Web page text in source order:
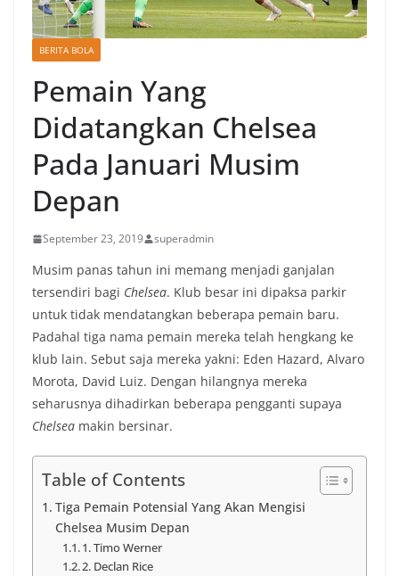
BERITA BOLA
Pemain Yang
Didatangkan Chelsea
Pada Januari Musim
Depan
September 23, 2019 superadmin
Musim panas tahun ini memang menjadi ganjalan
tersendiri bagi Chelsea. Klub besar ini dipaksa parkir
untuk tidak mendatangkan beberapa pemain baru.
Padahal tiga nama pemain mereka telah hengkang ke
klub lain. Sebut saja mereka yakni: Eden Hazard, Alvaro
Morota, David Luiz. Dengan hilangnya mereka
seharusnya dihadirkan beberapa pengganti supaya
Chelsea makin bersinar.
Table of Contents
Tiga Pemain Potensial Yang Akan Mengisi
Chelsea Musim Depan
1. Timo Werner
2. Declan Rice